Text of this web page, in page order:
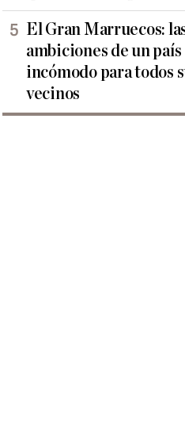
El Gran Marruecos:
ambiciones de un país
incómodo para todos
vecinos